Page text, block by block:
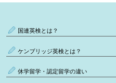
国連英検とは？
ケンブリッジ英検とは？
休学留学・認定留学の違い